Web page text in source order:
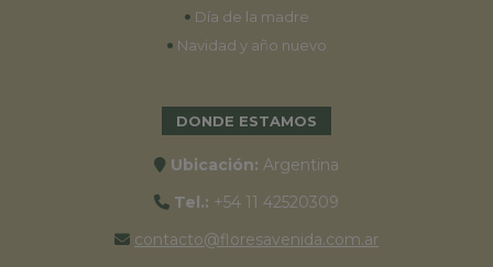
• Día de la madre
• Navidad y año nuevo
DONDE ESTAMOS
Ubicación: Argentina
Tel.: +54 11 42520309
contacto@floresavenida.com.ar